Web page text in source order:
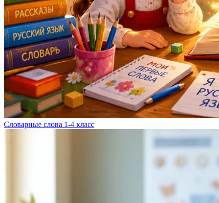
Словарные слова 1-4 класс